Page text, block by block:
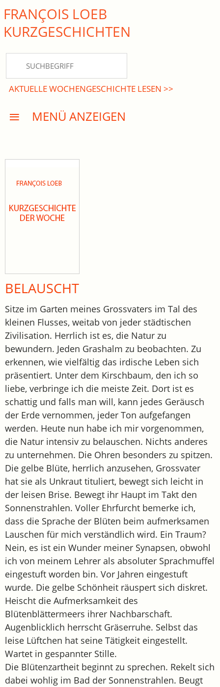
close Submenü
KURZGESCHICHTEN
DREISATZROMANE
PRESSE
FRANÇOIS LOEB
KURZ­GESCHICHTEN
AKTUELLE WOCHENGESCHICHTE LESEN >>
MENÜ ANZEIGEN
BELAUSCHT
Sitze im Garten meines Grossvaters im Tal des
kleinen Flusses, weitab von jeder städtischen
Zivilisation. Herrlich ist es, die Natur zu
bewundern. Jeden Grashalm zu beobachten. Zu
erkennen, wie vielfältig das irdische Leben sich
präsentiert. Unter dem Kirschbaum, den ich so
liebe, verbringe ich die meiste Zeit. Dort ist es
schattig und falls man will, kann jedes Geräusch
der Erde vernommen, jeder Ton aufgefangen
werden. Heute nun habe ich mir vorgenommen,
die Natur intensiv zu belauschen. Nichts anderes
zu unternehmen. Die Ohren besonders zu spitzen.
Die gelbe Blüte, herrlich anzusehen, Grossvater
hat sie als Unkraut tituliert, bewegt sich leicht in
der leisen Brise. Bewegt ihr Haupt im Takt den
Sonnenstrahlen. Voller Ehrfurcht bemerke ich,
dass die Sprache der Blüten beim aufmerksamen
Lauschen für mich verständlich wird. Ein Traum?
Nein, es ist ein Wunder meiner Synapsen, obwohl
ich von meinem Lehrer als absoluter Sprachmuffel
eingestuft worden bin. Vor Jahren eingestuft
wurde. Die gelbe Schönheit räuspert sich diskret.
Heischt die Aufmerksamkeit des
Blütenblättermeers ihrer Nachbarschaft.
Augenblicklich herrscht Gräserruhe. Selbst das
leise Lüftchen hat seine Tätigkeit eingestellt.
Wartet in gespannter Stille.
Die Blütenzartheit beginnt zu sprechen. Rekelt sich
dabei wohlig im Bad der Sonnenstrahlen. Beugt